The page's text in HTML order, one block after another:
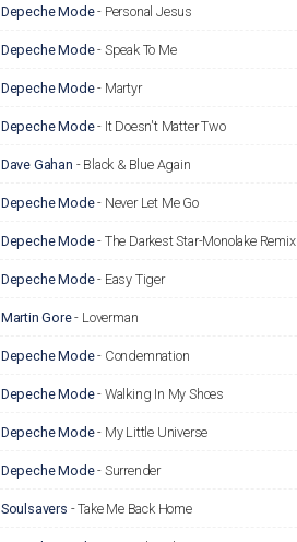
Depeche Mode- Personal Jesus
Depeche Mode- Speak To Me
Depeche Mode- Martyr
Depeche Mode- It Doesn't Matter Two
Dave Gahan - Black & Blue Again
Depeche Mode- Never Let Me Go
Depeche Mode- The Darkest Star-Monolake Remix
Depeche Mode- Easy Tiger
Martin Gore- Loverman
Depeche Mode- Condemnation
Depeche Mode- Walking In My Shoes
Depeche Mode- My Little Universe
Depeche Mode- Surrender
Soulsavers -Take Me Back Home